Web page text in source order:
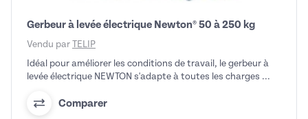
Gerbeur à levée électrique Newton® 50 à 250 kg
Vendu par TELIP
Idéal pour améliorer les conditions de travail, le gerbeur à
levée électrique NEWTON s'adapte à toutes les charges ...
Comparer